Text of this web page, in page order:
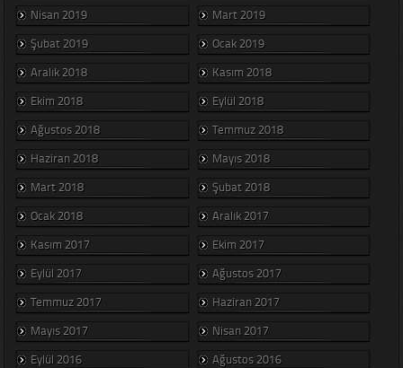
Nisan 2019
Mart 2019
Şubat 2019
Ocak 2019
Aralık 2018
Kasım 2018
Ekim 2018
Eylül 2018
Ağustos 2018
Temmuz 2018
Haziran 2018
Mayıs 2018
Mart 2018
Şubat 2018
Ocak 2018
Aralık 2017
Kasım 2017
Ekim 2017
Eylül 2017
Ağustos 2017
Temmuz 2017
Haziran 2017
Mayıs 2017
Nisan 2017
Eylül 2016
Ağustos 2016